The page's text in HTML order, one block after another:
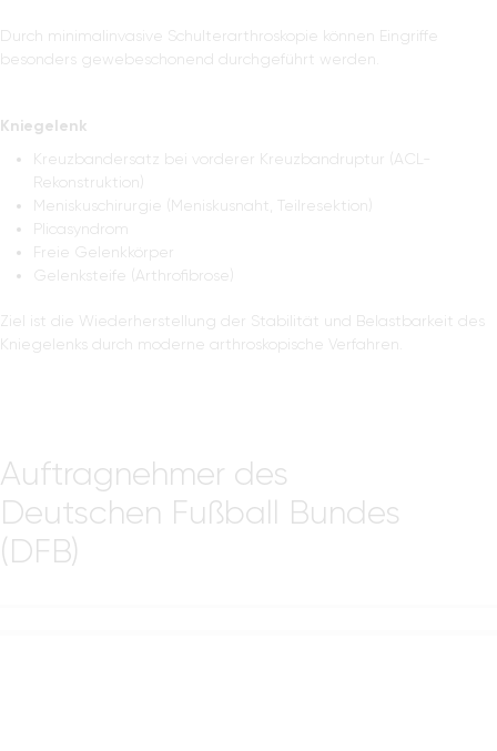
Durch minimalinvasive Schulterarthroskopie können Eingriffe
besonders gewebeschonend durchgeführt werden.
Kniegelenk
Kreuzbandersatz bei vorderer Kreuzbandruptur (ACL-
Rekonstruktion)
Meniskuschirurgie (Meniskusnaht, Teilresektion)
Plicasyndrom
Freie Gelenkkörper
Gelenksteife (Arthrofibrose)
Ziel ist die Wiederherstellung der Stabilität und Belastbarkeit des
Kniegelenks durch moderne arthroskopische Verfahren.
Auftragnehmer des
Deutschen Fußball Bundes
(DFB)